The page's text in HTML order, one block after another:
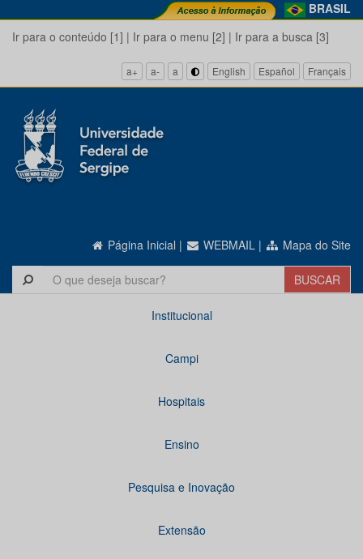
BRASIL
Ir para o conteúdo [1] | Ir para o menu [2] | Ir para a busca [3]
a+ a- a English Español Français
Página Inicial | WEBMAIL | Mapa do Site
Institucional
Campi
Hospitais
Ensino
Pesquisa e Inovação
Extensão